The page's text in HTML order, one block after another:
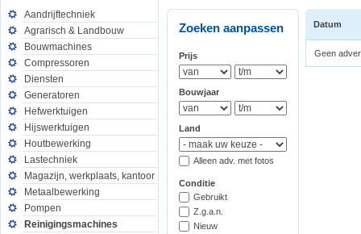
Aandrijftechniek
Agrarisch & Landbouw
Bouwmachines
Compressoren
Diensten
Generatoren
Hefwerktuigen
Hijswerktuigen
Houtbewerking
Lastechniek
Magazijn, werkplaats, kantoor
Metaalbewerking
Pompen
Reinigingsmachines
Zoeken aanpassen
Prijs
Bouwjaar
Land
Alleen adv. met fotos
Conditie
Gebruikt
Z.g.a.n.
Nieuw
Datum
Geen